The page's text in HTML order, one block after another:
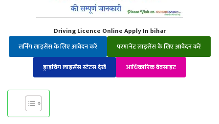
Driving Licence Online Apply In bihar
लर्निंग लाइसेंस के लिए आवेदन करें
परमानेंट लाइसेंस के लिए आवेदन करें
ड्राइविंग लाइसेंस स्टेटस देखें
आधिकारिक वेबसाइट